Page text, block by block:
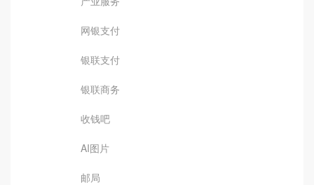
网银支付
银联支付
银联商务
收钱吧
AI图片
邮局